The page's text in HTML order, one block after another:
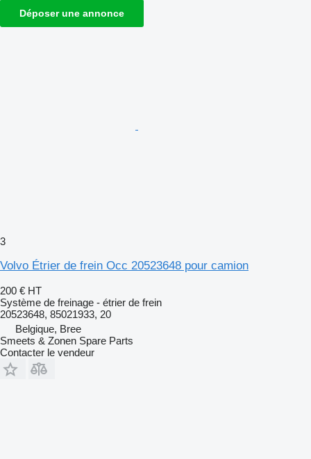
Déposer une annonce
3
Volvo Étrier de frein Occ 20523648 pour camion
200 € HT
Système de freinage - étrier de frein
20523648, 85021933, 20
Belgique, Bree
Smeets & Zonen Spare Parts
Contacter le vendeur